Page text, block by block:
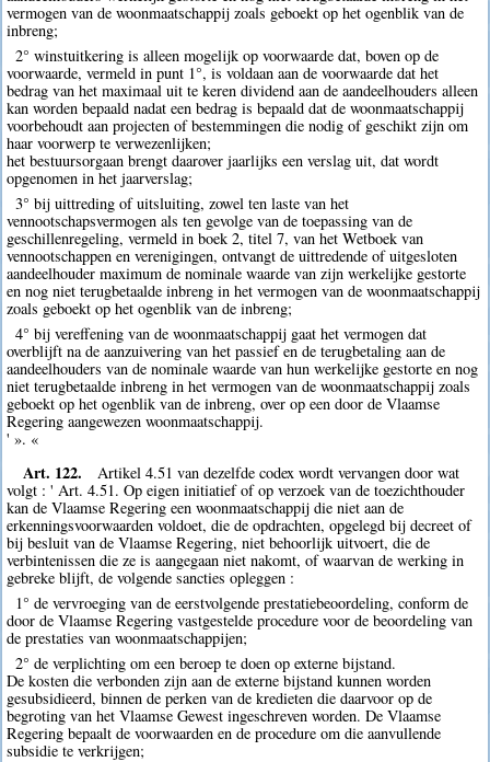
vermogen van de woonmaatschappij zoals geboekt op het ogenblik van de
inbreng;
2° winstuitkering is alleen mogelijk op voorwaarde dat, boven op de
voorwaarde, vermeld in punt 1°, is voldaan aan de voorwaarde dat het
bedrag van het maximaal uit te keren dividend aan de aandeelhouders alleen
kan worden bepaald nadat een bedrag is bepaald dat de woonmaatschappij
voorbehoudt aan projecten of bestemmingen die nodig of geschikt zijn om
haar voorwerp te verwezenlijken;
het bestuursorgaan brengt daarover jaarlijks een verslag uit, dat wordt
opgenomen in het jaarverslag;
3° bij uittreding of uitsluiting, zowel ten laste van het
vennootschapsvermogen als ten gevolge van de toepassing van de
geschillenregeling, vermeld in boek 2, titel 7, van het Wetboek van
vennootschappen en verenigingen, ontvangt de uittredende of uitgesloten
aandeelhouder maximum de nominale waarde van zijn werkelijke gestorte
en nog niet terugbetaalde inbreng in het vermogen van de woonmaatschappij
zoals geboekt op het ogenblik van de inbreng;
4° bij vereffening van de woonmaatschappij gaat het vermogen dat
overblijft na de aanzuivering van het passief en de terugbetaling aan de
aandeelhouders van de nominale waarde van hun werkelijke gestorte en nog
niet terugbetaalde inbreng in het vermogen van de woonmaatschappij zoals
geboekt op het ogenblik van de inbreng, over op een door de Vlaamse
Regering aangewezen woonmaatschappij.
' ». «
Art. 122.
Artikel 4.51 van dezelfde codex wordt vervangen door wat
volgt : ' Art. 4.51. Op eigen initiatief of op verzoek van de toezichthouder
kan de Vlaamse Regering een woonmaatschappij die niet aan de
erkenningsvoorwaarden voldoet, die de opdrachten, opgelegd bij decreet of
bij besluit van de Vlaamse Regering, niet behoorlijk uitvoert, die de
verbintenissen die ze is aangegaan niet nakomt, of waarvan de werking in
gebreke blijft, de volgende sancties opleggen :
1° de vervroeging van de eerstvolgende prestatiebeoordeling, conform de
door de Vlaamse Regering vastgestelde procedure voor de beoordeling van
de prestaties van woonmaatschappijen;
2° de verplichting om een beroep te doen op externe bijstand.
De kosten die verbonden zijn aan de externe bijstand kunnen worden
gesubsidieerd, binnen de perken van de kredieten die daarvoor op de
begroting van het Vlaamse Gewest ingeschreven worden. De Vlaamse
Regering bepaalt de voorwaarden en de procedure om die aanvullende
subsidie te verkrijgen;